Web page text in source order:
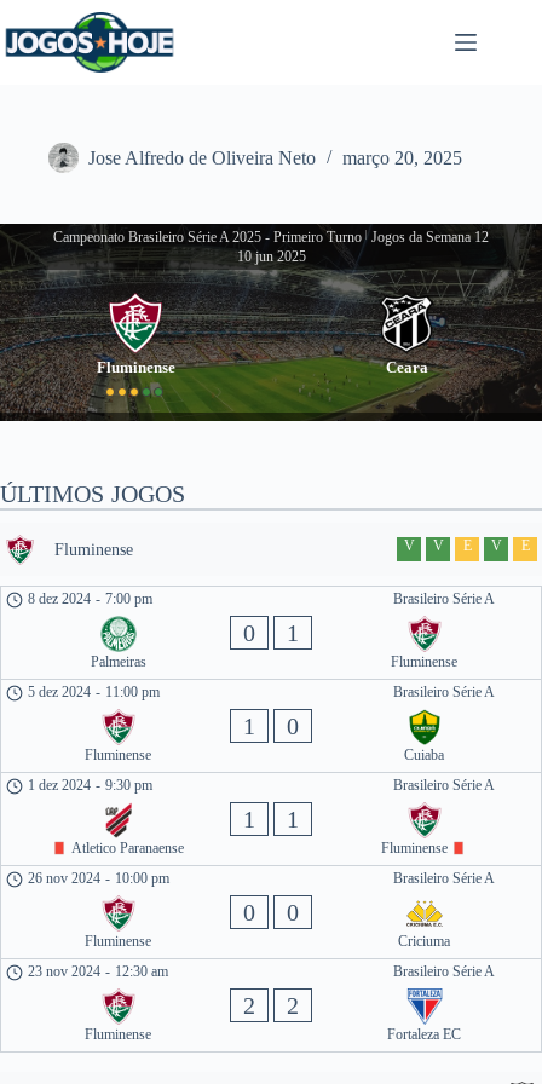
para
o
Jose Alfredo de Oliveira Neto março 20, 2025
Campeonato Brasileiro Série A 2025 - Primeiro Turno | Jogos da Semana 12
10 jun 2025
Fluminense Ceara
ÚLTIMOS JOGOS
Fluminense V V E V E
Brasileiro Série A
8 dez 2024 - 7:00 pm
Palmeiras
0 1
Fluminense
Brasileiro Série A
5 dez 2024 - 11:00 pm
Fluminense
1 0
Cuiaba
Brasileiro Série A
1 dez 2024 - 9:30 pm
Atletico Paranaense
1 1
Fluminense
Brasileiro Série A
26 nov 2024 - 10:00 pm
Fluminense
0 0
Criciuma
Brasileiro Série A
23 nov 2024 - 12:30 am
Fluminense
2 2
Fortaleza EC